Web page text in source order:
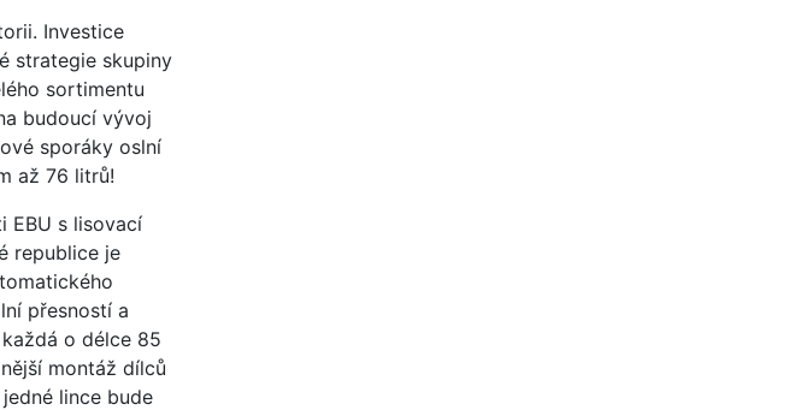
Investice
strategie skupiny
sortimentu
budoucí vývoj
sporáky oslní
až 76 litrů!
EBU s lisovací
republice je
přesností a
o délce 85
montáž dílců
lince bude